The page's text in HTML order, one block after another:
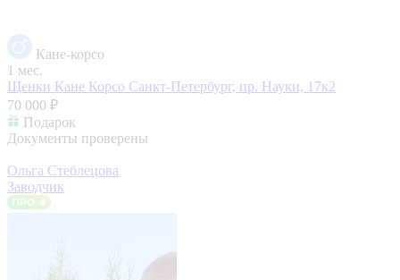
Кане-корсо
1 мес.
Щенки Кане Корсо Санкт-Петербург, пр. Науки, 17к2
70 000 ₽
Подарок
Документы проверены
Ольга Стеблецова
Заводчик